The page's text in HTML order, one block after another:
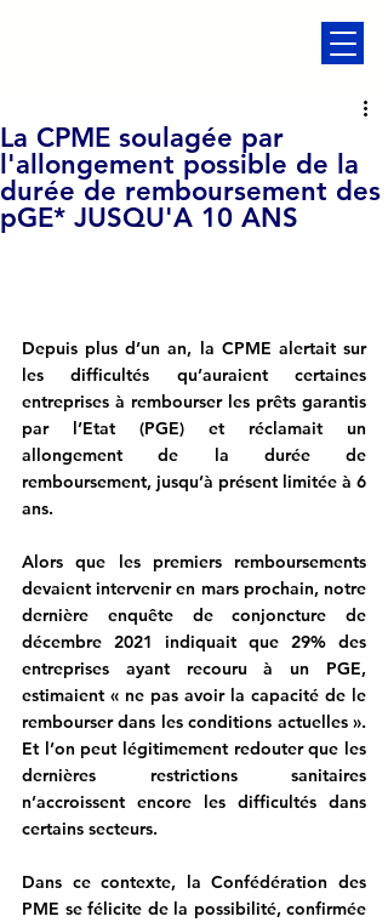
La CPME soulagée par
l'allongement possible de la
durée de remboursement des
pGE* JUSQU'A 10 ANS
Depuis plus d’un an, la CPME alertait sur
les difficultés qu’auraient certaines
entreprises à rembourser les prêts garantis
par l’Etat (PGE) et réclamait un
allongement de la durée de
remboursement, jusqu’à présent limitée à 6
ans.
Alors que les premiers remboursements
devaient intervenir en mars prochain, notre
dernière enquête de conjoncture de
décembre 2021 indiquait que 29% des
entreprises ayant recouru à un PGE,
estimaient « ne pas avoir la capacité de le
rembourser dans les conditions actuelles ».
Et l’on peut légitimement redouter que les
dernières restrictions sanitaires
n’accroissent encore les difficultés dans
certains secteurs.
Dans ce contexte, la Confédération des
PME se félicite de la possibilité, confirmée